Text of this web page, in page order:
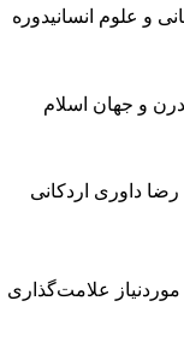
و علوم انسانیدوره
و جهان اسلام
داوری اردکانی
علامت‌گذاری